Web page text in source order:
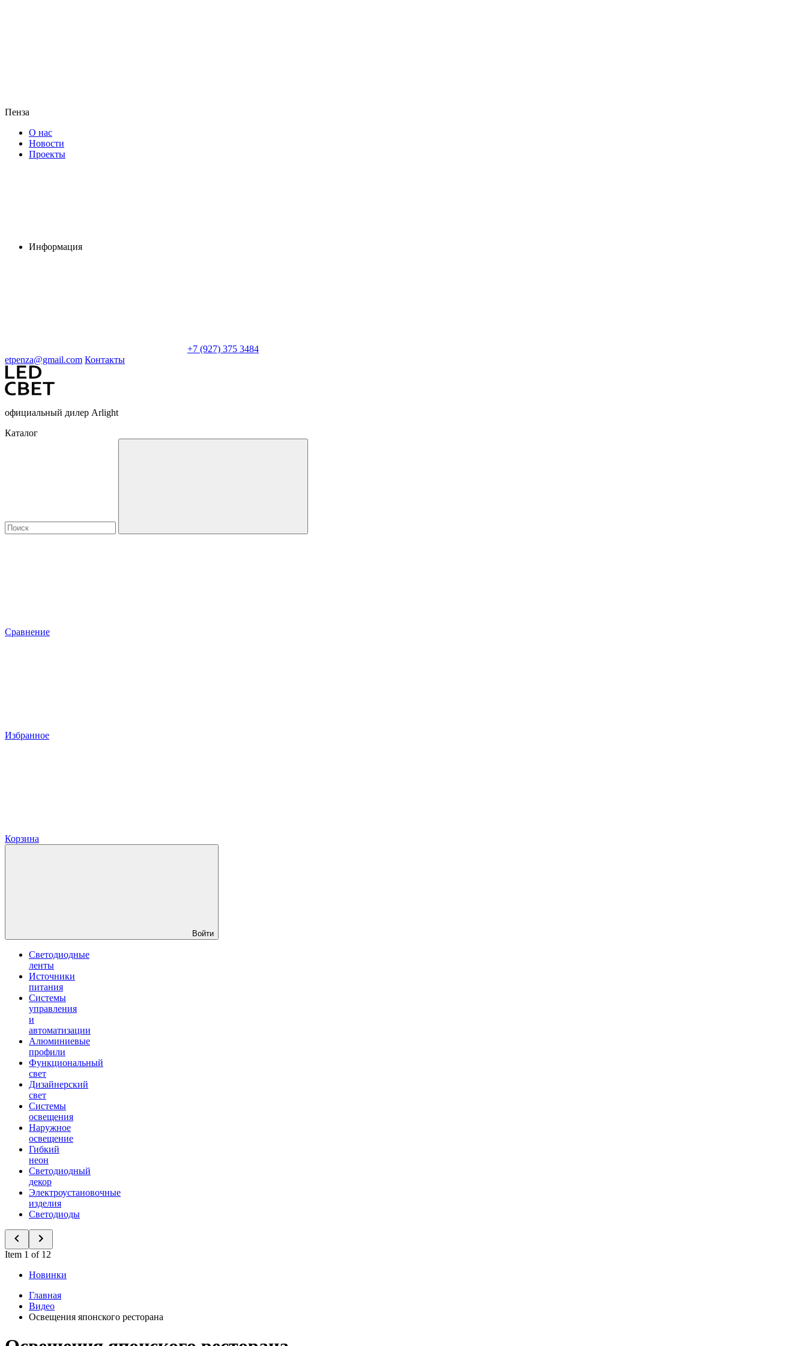
Пенза
О нас
Новости
Проекты
Информация
+7 (927) 375 3484
etpenza@gmail.com Контакты
официальный дилер Arlight
Каталог
Сравнение
Избранное
Корзина
Войти
Светодиодные
ленты
Источники
питания
Системы
управления
и
автоматизации
Алюминиевые
профили
Функциональный
свет
Дизайнерский
свет
Системы
освещения
Наружное
освещение
Гибкий
неон
Светодиодный
декор
Электроустановочные
изделия
Светодиоды
Item 1 of 12
Новинки
Главная
Видео
Освещения японского ресторана